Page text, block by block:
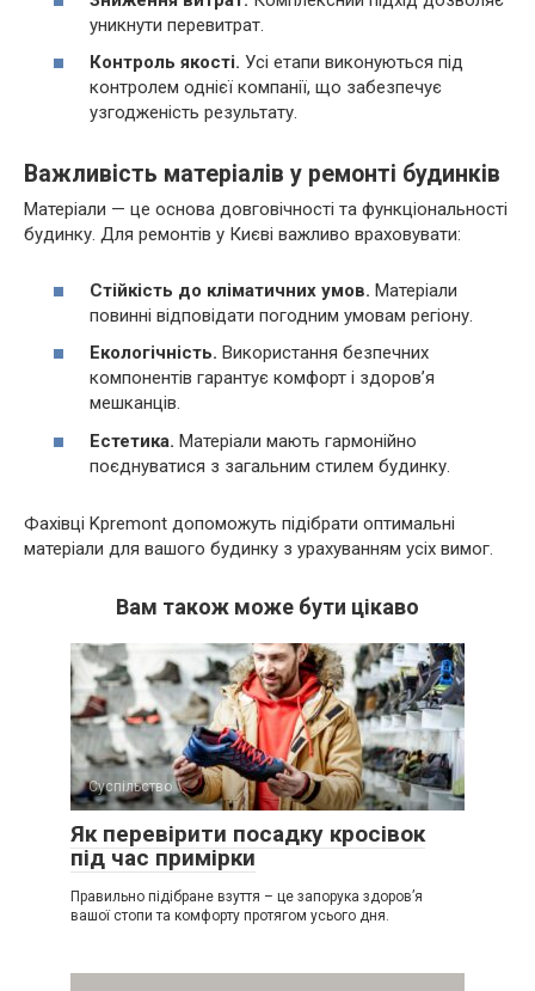
уникнути перевитрат.
Контроль якості. Усі етапи виконуються під
контролем однієї компанії, що забезпечує
узгодженість результату.
Важливість матеріалів у ремонті будинків
Матеріали — це основа довговічності та функціональності
будинку. Для ремонтів у Києві важливо враховувати:
Стійкість до кліматичних умов. Матеріали
повинні відповідати погодним умовам регіону.
Екологічність. Використання безпечних
компонентів гарантує комфорт і здоров’я
мешканців.
Естетика. Матеріали мають гармонійно
поєднуватися з загальним стилем будинку.
Фахівці Kpremont допоможуть підібрати оптимальні
матеріали для вашого будинку з урахуванням усіх вимог.
Вам також може бути цікаво
Суспільство
Як перевірити посадку кросівок
під час примірки
Правильно підібране взуття – це запорука здоров’я
вашої стопи та комфорту протягом усього дня.